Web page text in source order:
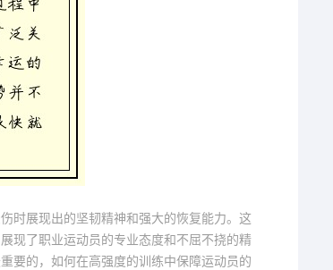
时展现出的坚韧精神和强大的恢复能力。这
现了职业运动员的专业态度和不屈不挠的精
要的，如何在高强度的训练中保障运动员的